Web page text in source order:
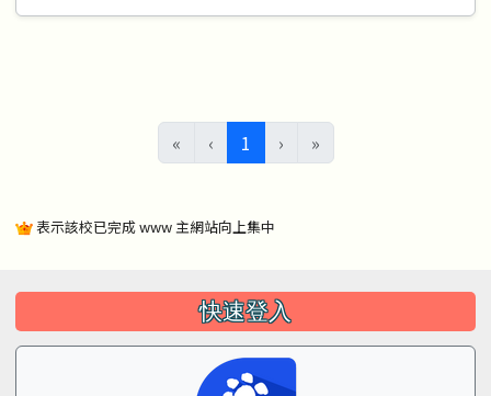
« ‹ 1 (目前頁次)
› »
表示該校已完成 www 主網站向上集中
左邊區域內容 快速登入